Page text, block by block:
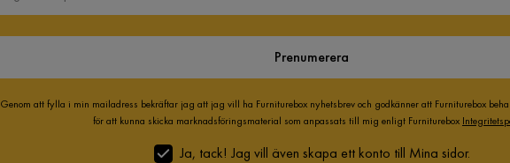
Prenumerera
Genom att fylla i min mailadress bekräftar jag att jag vill ha Furniturebox nyhetsbrev och godkänner att Furniturebox
för att kunna skicka marknadsföringsmaterial som anpassats till mig enligt Furniturebox
Ja, tack! Jag vill även skapa ett konto till Mina sidor.